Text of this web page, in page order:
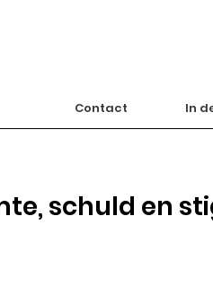
Contact In
schuld en